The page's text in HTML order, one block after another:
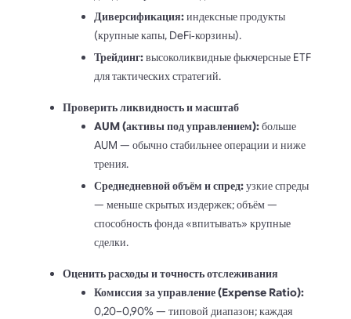
Диверсификация:индексные продукты
(крупные капы, DeFi‑корзины).
Трейдинг:высоколиквидные фьючерсные ETF
для тактических стратегий.
Проверить ликвидность и масштаб
AUM (активы под управлением):больше
AUM — обычно стабильнее операции и ниже
трения.
Среднедневной объём и спред:узкие спреды
— меньше скрытых издержек; объём —
способность фонда «впитывать» крупные
сделки.
Оценить расходы и точность отслеживания
Комиссия за управление (Expense Ratio):
0,20–0,90% — типовой диапазон; каждая